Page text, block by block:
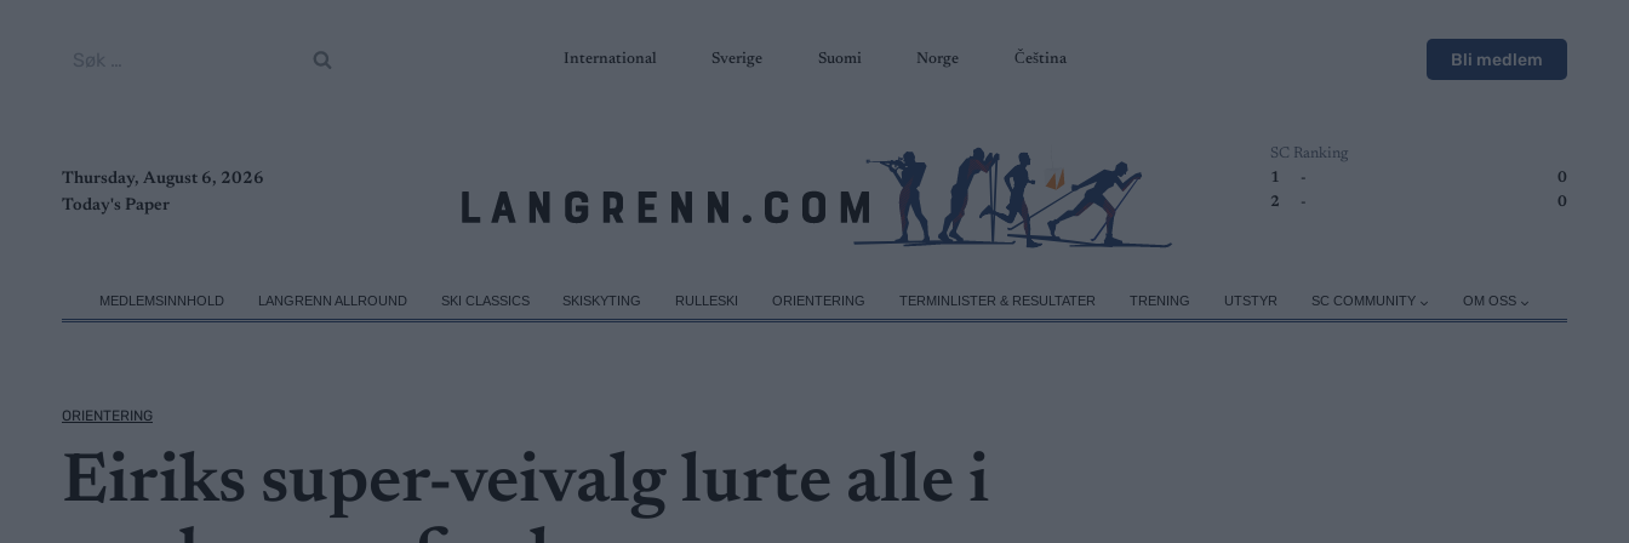
International Sverige Suomi Norge Čeština Bli medlem
Thursday, August 6, 2026
Today's Paper
SC Ranking
1
-
0
2
- 0
MEDLEMSINNHOLD LANGRENN ALLROUND SKI CLASSICS SKISKYTING RULLESKI ORIENTERING TERMINLISTER & RESULTATER TRENING UTSTYR SC COMMUNITY OM OSS
ORIENTERING
Eiriks super-veivalg lurte alle i